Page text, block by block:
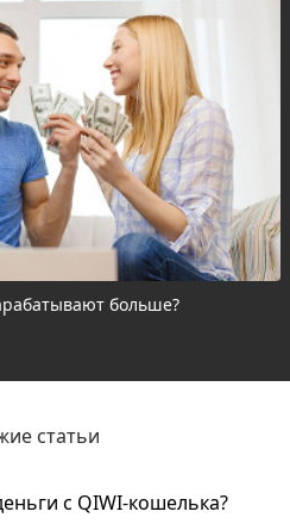
больше?
статьи
с QIWI-кошелька?